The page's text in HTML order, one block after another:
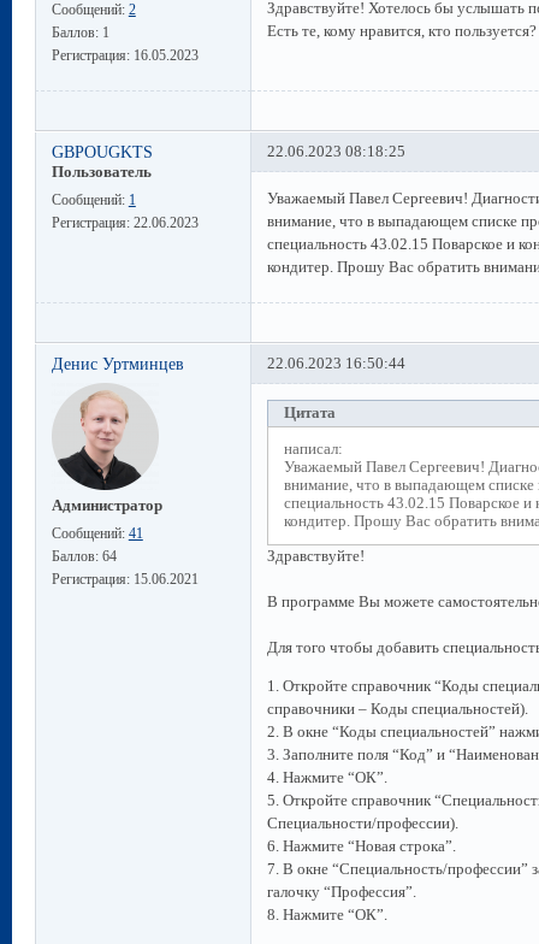
Сообщений: 2
Баллов: 1
Регистрация: 16.05.2023
Здравствуйте! Хотелось бы услышать
Есть те, кому нравится, кто пользуется?
GBPOUGKTS
Пользователь
Сообщений: 1
Регистрация: 22.06.2023
22.06.2023 08:18:25
Уважаемый Павел Сергеевич!
внимание, что в выпадающем списке
специальность 43.02.15 Поварское и
кондитер. Прошу Вас обратить
Денис Уртминцев
Администратор
Сообщений: 41
Баллов: 64
Регистрация: 15.06.2021
22.06.2023 16:50:44
Цитата
написал:
Уважаемый Павел Сергеевич!
внимание, что в выпадающем списке
специальность 43.02.15 Поварское
кондитер. Прошу Вас обратить
Здравствуйте!
В программе Вы можете
Для того чтобы добавить
1. Откройте справочник “Коды
справочники – Коды специальностей).
2. В окне “Коды специальностей”
3. Заполните поля “Код” и
4. Нажмите “ОК”.
5. Откройте справочник
Специальности/профессии).
6. Нажмите “Новая строка”.
7. В окне “Специальность/профессии”
галочку “Профессия”.
8. Нажмите “ОК”.